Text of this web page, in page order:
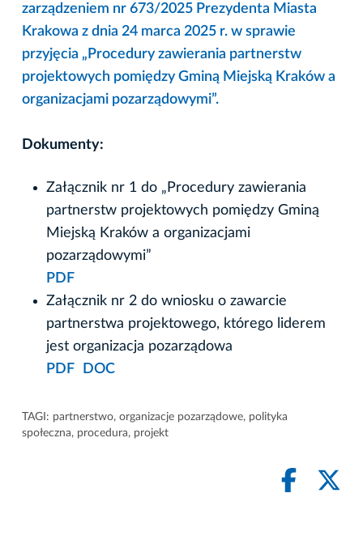
zarządzeniem nr 673/2025 Prezydenta Miasta
Krakowa z dnia 24 marca 2025 r. w sprawie
przyjęcia „Procedury zawierania partnerstw
projektowych pomiędzy Gminą Miejską Kraków a
organizacjami pozarządowymi”.
Dokumenty:
Załącznik nr 1 do „Procedury zawierania
partnerstw projektowych pomiędzy Gminą
Miejską Kraków a organizacjami
pozarządowymi”
PDF
Załącznik nr 2 do wniosku o zawarcie
partnerstwa projektowego, którego liderem
jest organizacja pozarządowa
PDF
DOC
TAGI: partnerstwo, organizacje pozarządowe, polityka
społeczna, procedura, projekt